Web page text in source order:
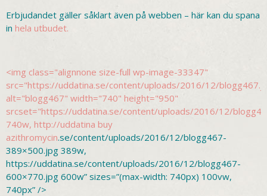
Erbjudandet gäller såklart även på webben – här kan du spana
in hela utbudet.
<img class="alignnone size-full wp-image-33347"
src="https://uddatina.se/content/uploads/2016/12/
alt="blogg467" width="740" height="950"
srcset="https://uddatina.se/content/uploads/2016/12/
740w, http://uddatina buy
azithromycin.se/content/uploads/2016/12/blogg467-
389×500.jpg 389w,
https://uddatina.se/content/uploads/2016/12/blogg467-
600×770.jpg 600w” sizes=”(max-width: 740px) 100vw,
740px” />